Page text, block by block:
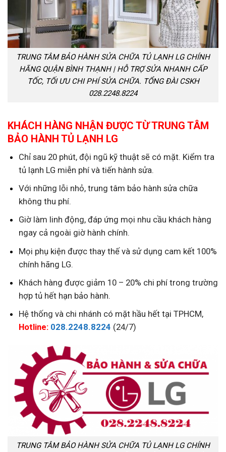
TRUNG TÂM BẢO HÀNH SỬA CHỮA TỦ LẠNH LG CHÍNH
HÃNG QUẬN BÌNH THẠNH | HỖ TRỢ SỬA NHANH CẤP
TỐC, TỐI ƯU CHI PHÍ SỬA CHỮA. TỔNG ĐÀI CSKH
028.2248.8224
KHÁCH HÀNG NHẬN ĐƯỢC TỪ TRUNG TÂM
BẢO HÀNH TỦ LẠNH LG
Chỉ sau 20 phút, đội ngũ kỹ thuật sẽ có mặt. Kiểm tra
tủ lạnh LG miễn phí và tiến hành sửa.
Với những lỗi nhỏ, trung tâm bảo hành sửa chữa
không thu phí.
Giờ làm linh động, đáp ứng mọi nhu cầu khách hàng
ngay cả ngoài giờ hành chính.
Mọi phụ kiện được thay thế và sử dụng cam kết 100%
chính hãng LG.
Khách hàng được giảm 10 – 20% chi phí trong trường
hợp tủ hết hạn bảo hành.
Hệ thống và chi nhánh có mặt hầu hết tại TPHCM,
Hotline: 028.2248.8224 (24/7)
TRUNG TÂM BẢO HÀNH SỬA CHỮA TỦ LẠNH LG CHÍNH